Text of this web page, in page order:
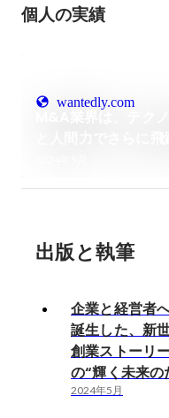
個人の実績
wantedly.com
出版と執筆
企業と経営者
誕生した、新
創業ストーリ
の“輝く未来の
2024年5月